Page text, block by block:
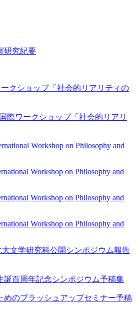
研究紀要
ークショップ「社会的リアリティの
際ワークショップ「社会的リアリ
Workshop on Philosophy and
Workshop on Philosophy and
Workshop on Philosophy and
Workshop on Philosophy and
文学研究科公開シンポジウム報告
誕百周年記念シンポジウム予稿集
めのブラッシュアップセミナー予稿